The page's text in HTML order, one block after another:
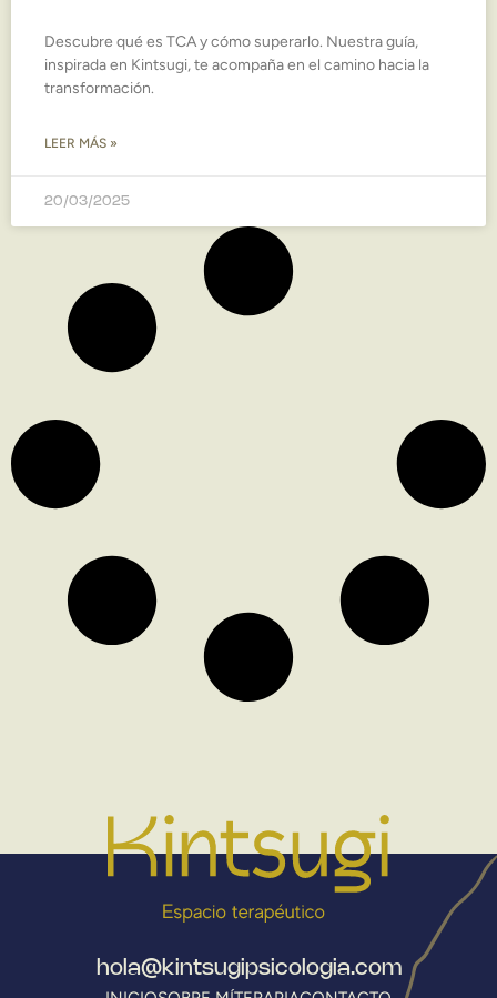
Descubre qué es TCA y cómo superarlo. Nuestra guía,
inspirada en Kintsugi, te acompaña en el camino hacia la
transformación.
LEER MÁS »
20/03/2025
hola@kintsugipsicologia.com